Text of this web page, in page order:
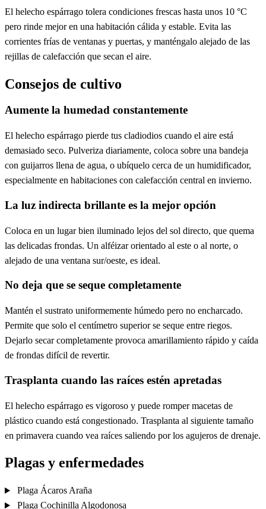
El helecho espárrago tolera condiciones frescas hasta unos 10 °C
pero rinde mejor en una habitación cálida y estable. Evita las
corrientes frías de ventanas y puertas, y manténgalo alejado de las
rejillas de calefacción que secan el aire.
Consejos de cultivo
Aumente la humedad constantemente
El helecho espárrago pierde tus cladiodios cuando el aire está
demasiado seco. Pulveriza diariamente, coloca sobre una bandeja
con guijarros llena de agua, o ubíquelo cerca de un humidificador,
especialmente en habitaciones con calefacción central en invierno.
La luz indirecta brillante es la mejor opción
Coloca en un lugar bien iluminado lejos del sol directo, que quema
las delicadas frondas. Un alféizar orientado al este o al norte, o
alejado de una ventana sur/oeste, es ideal.
No deja que se seque completamente
Mantén el sustrato uniformemente húmedo pero no encharcado.
Permite que solo el centímetro superior se seque entre riegos.
Dejarlo secar completamente provoca amarillamiento rápido y caída
de frondas difícil de revertir.
Trasplanta cuando las raíces estén apretadas
El helecho espárrago es vigoroso y puede romper macetas de
plástico cuando está congestionado. Trasplanta al siguiente tamaño
en primavera cuando vea raíces saliendo por los agujeros de drenaje.
Plagas y enfermedades
Plaga Ácaros Araña
Plaga Cochinilla Algodonosa